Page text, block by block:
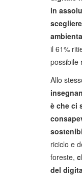
in
il 61%
possibile
Allo
è che ci
riciclo e
foreste,
del